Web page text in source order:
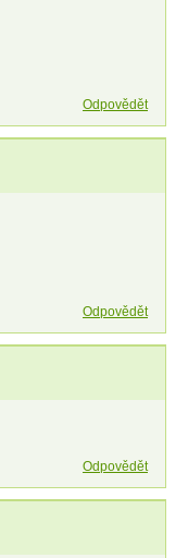
Odpovědět
Odpovědět
Odpovědět